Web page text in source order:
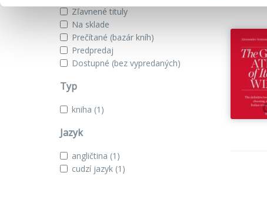
Zľavnené tituly
Na sklade
Prečítané (bazár kníh)
Predpredaj
Dostupné (bez vypredaných)
Typ
kniha (1)
Jazyk
angličtina (1)
cudzí jazyk (1)